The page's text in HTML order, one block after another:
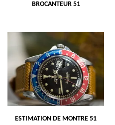
BROCANTEUR 51
ESTIMATION DE MONTRE 51